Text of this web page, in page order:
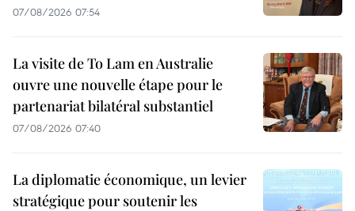
07/08/2026 07:54
La visite de To Lam en Australie
ouvre une nouvelle étape pour le
partenariat bilatéral substantiel
07/08/2026 07:40
La diplomatie économique, un levier
stratégique pour soutenir les